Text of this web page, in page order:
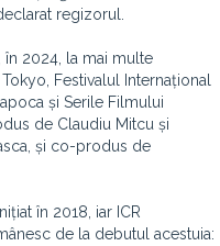
regizorul.
în 2024, la mai multe
Festivalul Internațional
și Serile Filmului
de Claudiu Mitcu și
și co-produs de
în 2018, iar ICR
de la debutul acestuia: